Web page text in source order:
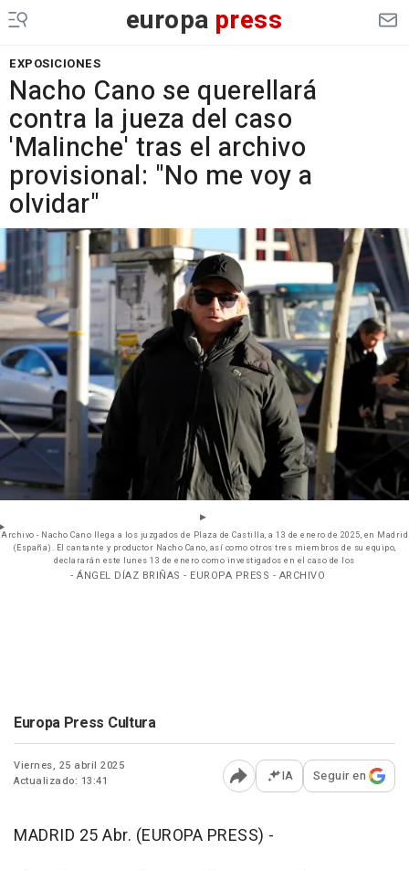
europa press
EXPOSICIONES
Nacho Cano se querellará
contra la jueza del caso
'Malinche' tras el archivo
provisional: "No me voy a
olvidar"
Archivo - Nacho Cano llega a los juzgados de Plaza de Castilla, a 13 de enero de 2025, en Madrid
(España). El cantante y productor Nacho Cano, así como otros tres miembros de su equipo,
declararán este lunes 13 de enero como investigados en el caso de los
- ÁNGEL DÍAZ BRIÑAS - EUROPA PRESS - ARCHIVO
Europa Press Cultura
Viernes, 25 abril 2025
Actualizado: 13:41
Abrir opciones para
IA Seguir en
MADRID 25 Abr. (EUROPA PRESS) -